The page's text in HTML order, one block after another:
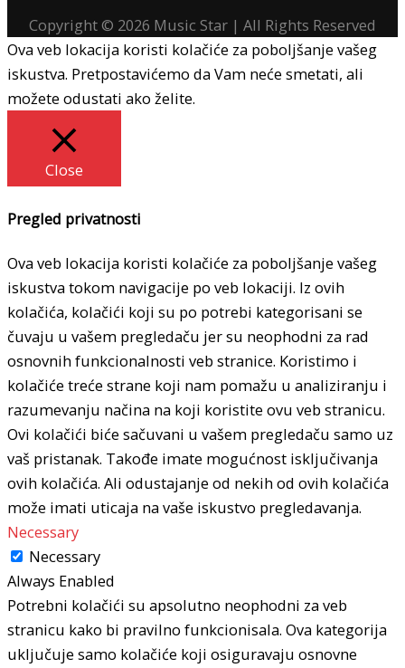
Copyright © 2026 Music Star | All Rights Reserved
Ova veb lokacija koristi kolačiće za poboljšanje vašeg
iskustva. Pretpostavićemo da Vam neće smetati, ali
možete odustati ako želite.
Close
Pregled privatnosti
Ova veb lokacija koristi kolačiće za poboljšanje vašeg
iskustva tokom navigacije po veb lokaciji. Iz ovih
kolačića, kolačići koji su po potrebi kategorisani se
čuvaju u vašem pregledaču jer su neophodni za rad
osnovnih funkcionalnosti veb stranice. Koristimo i
kolačiće treće strane koji nam pomažu u analiziranju i
razumevanju načina na koji koristite ovu veb stranicu.
Ovi kolačići biće sačuvani u vašem pregledaču samo uz
vaš pristanak. Takođe imate mogućnost isključivanja
ovih kolačića. Ali odustajanje od nekih od ovih kolačića
može imati uticaja na vaše iskustvo pregledavanja.
Necessary
Necessary
Always Enabled
Potrebni kolačići su apsolutno neophodni za veb
stranicu kako bi pravilno funkcionisala. Ova kategorija
uključuje samo kolačiće koji osiguravaju osnovne